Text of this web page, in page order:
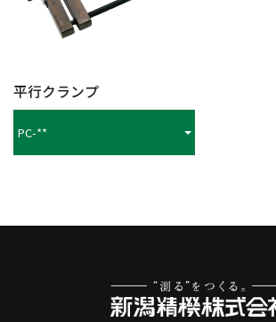
平行クランプ
PC-**